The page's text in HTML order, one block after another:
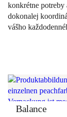
konkrétne
dokonalej
vášho
Balance